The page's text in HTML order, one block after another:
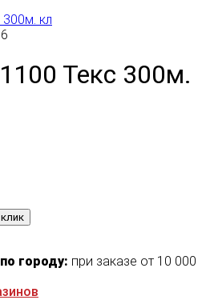
6
Текс 300м.
городу: при заказе от 10 000